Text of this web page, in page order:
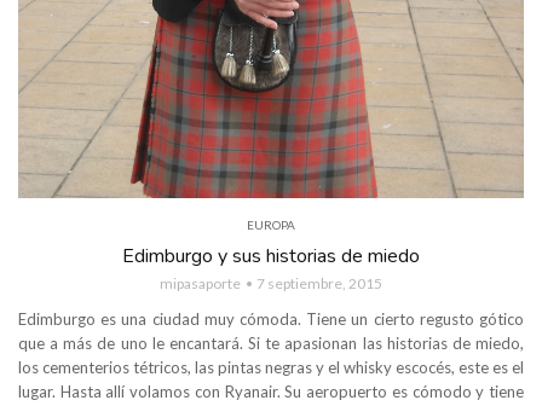
EUROPA
Edimburgo y sus historias de miedo
mipasaporte 7 septiembre, 2015
Edimburgo es una ciudad muy cómoda. Tiene un cierto regusto gótico
que a más de uno le encantará. Si te apasionan las historias de miedo,
los cementerios tétricos, las pintas negras y el whisky escocés, este es el
lugar. Hasta allí volamos con Ryanair. Su aeropuerto es cómodo y tiene